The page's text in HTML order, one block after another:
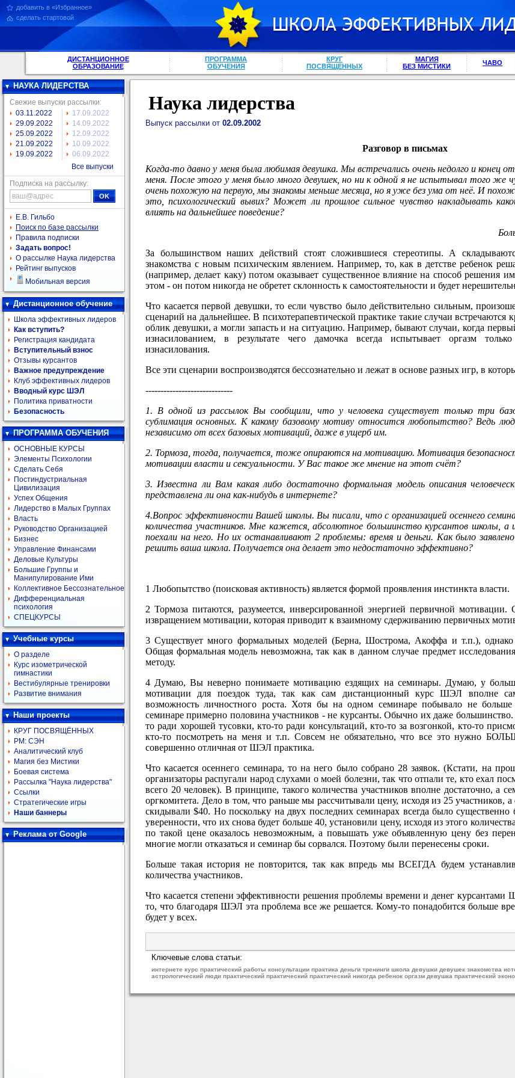
добавить в «Избранное»
сделать стартовой
ДИСТАНЦИОННОЕ
ОБРАЗОВАНИЕ
ПРОГРАММА
ОБУЧЕНИЯ
КРУГ
ПОСВЯЩЕННЫХ
МАГИЯ
БЕЗ МИСТИКИ
ЧАВО
НАУКА ЛИДЕРСТВА
Свежие выпуски рассылки:
03.11.2022
29.09.2022
25.09.2022
21.09.2022
19.09.2022
17.09.2022
14.09.2022
12.09.2022
10.09.2022
06.09.2022
Все выпуски
Подписка на рассылку:
Е.В. Гильбо
Поиск по базе рассылки
Правила подписки
Задать вопрос!
О рассылке Наука лидерства
Рейтинг выпусков
Мобильная версия
Дистанционное обучение
Школа эффективных лидеров
Как вступить?
Регистрация кандидата
Вступительный взнос
Отзывы курсантов
Важное предупреждение
Клуб эффективных лидеров
Вводный курс ШЭЛ
Политика приватности
Безопасность
ПРОГРАММА ОБУЧЕНИЯ
ОСНОВНЫЕ КУРСЫ
Элементы Психологии
Сделать Себя
Постиндустриальная
Цивилизация
Успех Общения
Лидерство в Малых Группах
Власть
Руководство Организацией
Бизнес
Управление Финансами
Деловые Культуры
Большие Группы и
Манипулирование Ими
Коллективное Бессознательное
Дифференциальная
психология
СПЕЦКУРСЫ
Учебные курсы
О разделе
Курс изометрической
гимнастики
Вестибулярные тренировки
Развитие внимания
Наши проекты
КРУГ ПОСВЯЩЁННЫХ
РМ: СЭН
Аналитический клуб
Магия без Мистики
Боевая система
Рассылка "Наука лидерства"
Ссылки
Стратегические игры
Наши баннеры
Реклама от Google
Наука лидерства
Выпуск рассылки от 02.09.2002
Разговор в письмах
Когда-то давно у меня была любимая девушка. Мы встречались очень недолго и конец
меня. После этого у меня было много девушек, но ни к одной я не испытывал того же
очень похожую на первую, мы знакомы меньше месяца, но я уже без ума от неё. И
это, психологический вывих? Может ли прошлое сильное чувство накладывать
влиять на дальнейшее поведение?
За большинством наших действий стоят сложившиеся стереотипы. А
знакомства с новым психическим явлением. Например, то, как в детстве ребенок
(например, делает каку) потом оказывает существенное влияние на способ решения
этом - он потом никогда не обретет склонность к самостоятельности и будет
Что касается первой девушки, то если чувство было действительно сильным,
сценарий на дальнейшее. В психотерапевтической практике такие случаи
облик девушки, а могли запасть и на ситуацию. Например, бывают случаи, когда
изнасилованием, в результате чего дамочка всегда испытывает оргазм
изнасилования.
Все эти сценарии воспроизводятся бессознательно и лежат в основе разных игр, в
-----------------------------
1. В одной из рассылок Вы сообщили, что у человека существует только три
сублимация основных. К какому базовому мотиву относится любопытство? Ведь
независимо от всех базовых мотиваций, даже в ущерб им.
2. Тормоза, тогда, получается, тоже опираются на мотивацию. Мотивация
мотивации власти и сексуальности. У Вас такое же мнение на этот счёт?
3. Известна ли Вам какая либо достаточно формальная модель описания
представлена ли она как-нибудь в интернете?
4.Вопрос эффективности Вашей школы. Вы писали, что с организацией осеннего
количества участников. Мне кажется, абсолютное большинство курсантов школы, а
поехали на него. Но их останавливают 2 проблемы: время и деньги. Как было
решить ваша школа. Получается она делает это недостаточно эффективно?
1 Любопытство (поисковая активность) является формой проявления инстинкта власти.
2 Тормоза питаются, разумеется, инверсированной энергией первичной
извращением мотивации, которая приводит к взаимному сдерживанию первичных
3 Существует много формальных моделей (Берна, Шострома, Акоффа и т.п.),
Общая формальная модель невозможна, так как в данном случае предмет
методу.
4 Думаю, Вы неверно понимаете мотивацию ездящих на семинары. Думаю, у
мотивации для поездок туда, так как сам дистанционный курс ШЭЛ вполне
возможность личностного роста. Хотя бы на одном семинаре побывало не
семинаре примерно половина участников - не курсанты. Обычно их даже большинство.
то ради хорошей тусовки, кто-то ради консультаций, кто-то за возгонкой, кто-то
кто-то посмотреть на меня и т.п. Совсем не обязательно, что все это нужно
совершенно отличная от ШЭЛ практика.
Что касается осеннего семинара, то на него было собрано 28 заявок. (Кстати, на
организаторы распугали народ слухами о моей болезни, так что отпали те, кто ехал
всего 20 человек). В принципе, такого количества участников вполне достаточно, а
оргкомитета. Дело в том, что раньше мы рассчитывали цену, исходя из 25 участников, а
скидывали $40. Но поскольку на двух последних семинарах всегда было
уверенности, что их снова будет больше 40, установили цену, исходя из этого
по такой цене оказалось невозможным, а повышать уже объявленную цену без
многие могли отказаться и семинар бы сорвался. Поэтому были перенесены сроки.
Больше такая история не повторится, так как впредь мы ВСЕГДА будем
количества участников.
Что касается степени эффективности решения проблемы времени и денег
то, что благодаря ШЭЛ эта проблема все же решается. Кому-то понадобится больше
будет у всех.
Ключевые слова статьи:
интернете курс практический работы консультации практика деньги тренинги школа девушки девушек знакомства
астрологический люди практический практический практический никогда ребенок оргазм девушка практический